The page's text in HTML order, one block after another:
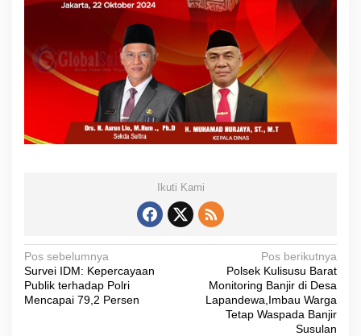
Ikuti Kami
N
a
v
Pos sebelumnya
Survei IDM: Kepercayaan
Publik terhadap Polri
Mencapai 79,2 Persen
Pos berikutnya
Polsek Kulisusu Barat
Monitoring Banjir di Desa
Lapandewa,Imbau Warga
Tetap Waspada Banjir
Susulan